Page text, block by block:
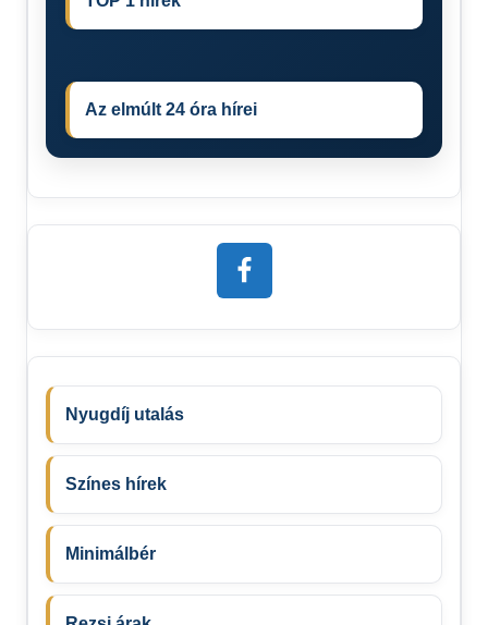
Az elmúlt 24 óra hírei
Nyugdíj utalás
Színes hírek
Minimálbér